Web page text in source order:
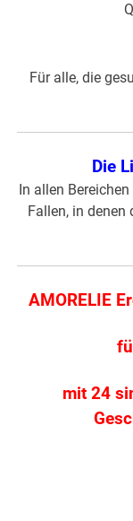
Für alle, die
Die
In allen
Fallen, in denen
AMORELIE
mit 24